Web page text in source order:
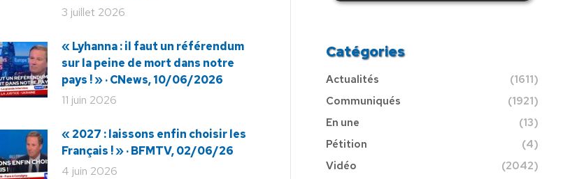
3 juillet 2026
« Lyhanna : il faut un référendum
sur la peine de mort dans notre
pays ! » · CNews, 10/06/2026
11 juin 2026
« 2027 : laissons enfin choisir les
Français ! » · BFMTV, 02/06/26
4 juin 2026
Catégories
Actualités
(1611)
Communiqués
(1921)
En une
(13)
Pétition
(4)
Vidéo
(2042)